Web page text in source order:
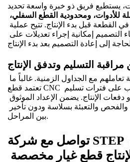
يستطيع فريق ذو خبرة واسعة تحديد
مراقبة التسليم وتدفق الإنتاج
تعتمد قطع CNC المصممة حسب الطلب على فترات تسليم
بين المراحل.
تواصل مع شركة STEP للمعادن